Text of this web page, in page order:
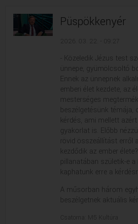
Püspökkenyér
2026. 03. 22. - 09:27
- Közeledik Jézus test
ünnepe, gyümölcsoltó
Ennek az ünnepnek
emberi élet kezdete, az
mesterséges
beszélgetésünk témája,
kérdés, ami mellett
gyakorlat is. Előbb
rövid összeállítást erről
kezdődik az ember
pillanatában születik-e a
kaphatunk erre a
A műsorban három
beszélgetnek aktuális
Csatorna: M5 Kultúra